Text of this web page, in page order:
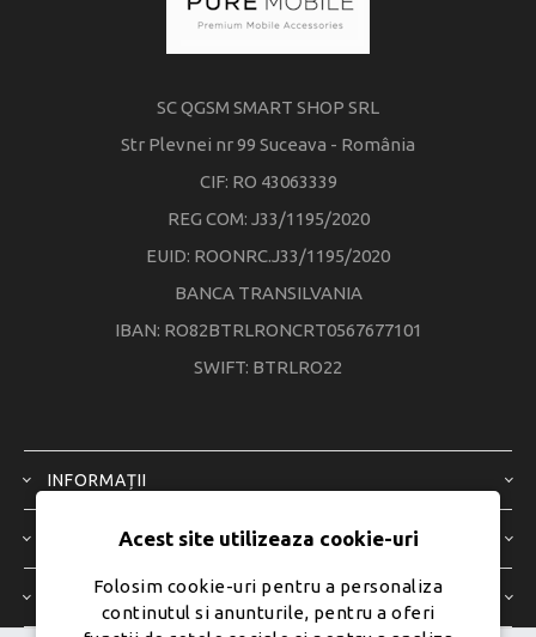
SC QGSM SMART SHOP SRL
Str Plevnei nr 99 Suceava - România
CIF: RO 43063339
REG COM: J33/1195/2020
EUID: ROONRC.J33/1195/2020
BANCA TRANSILVANIA
IBAN: RO82BTRLRONCRT0567677101
SWIFT: BTRLRO22
INFORMAȚII
SERVICIU CLIENȚI
CONTUL MEU
Acest site utilizeaza cookie-uri
Folosim cookie-uri pentru a personaliza
continutul si anunturile, pentru a oferi